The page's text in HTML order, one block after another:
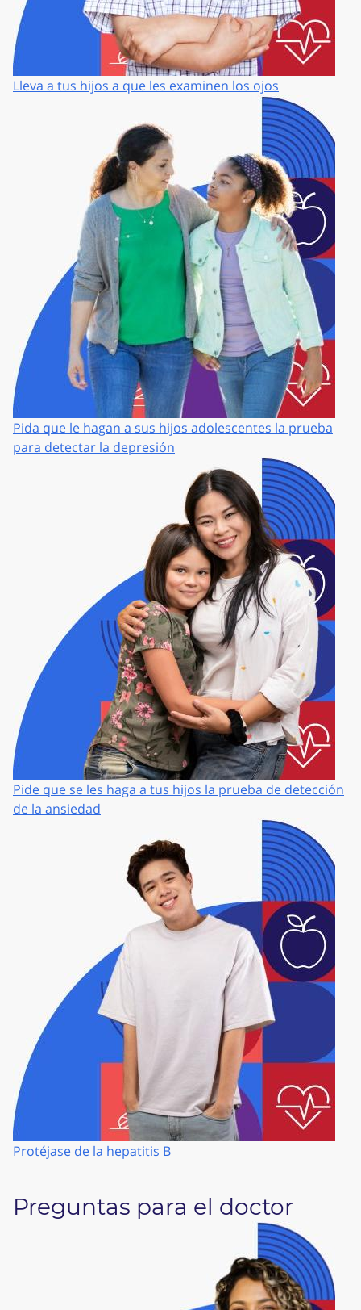
Lleva a tus hijos a que les examinen los ojos
Pida que le hagan a sus hijos adolescentes la prueba
para detectar la depresión
Pide que se les haga a tus hijos la prueba de detección
de la ansiedad
Protéjase de la hepatitis B
Preguntas para el doctor